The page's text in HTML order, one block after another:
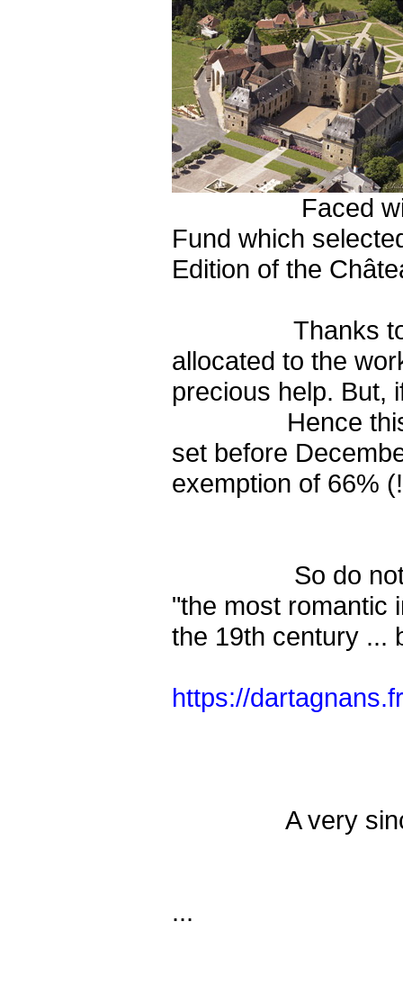
Faced with this
Fund which
Edition of the
Thanks to the
allocated to the
precious help. But,
Hence this call
set before
exemption of 66%
So do not
"the most romantic
the 19th century ...
https://
A very sincere
...